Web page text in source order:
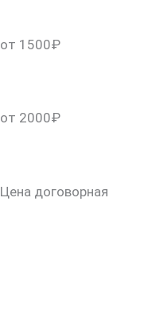
от 1500₽
от 2000₽
Цена договорная